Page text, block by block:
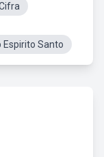
Espirito Santo